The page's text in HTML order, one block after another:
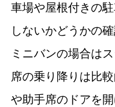
車場や屋根付きの
しないかどうかの
ミニバンの場合は
席の乗り降りは比
や助手席のドアを